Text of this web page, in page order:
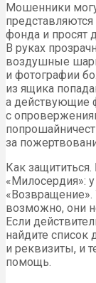
Мошенники
фонда и просят
В руках
воздушные
и фотографии
из ящика
а действующие
с
за
Как
«Милосердия»:
«Возвращение».
возможно, они
Если
найдите
и реквизиты, и
помощь.